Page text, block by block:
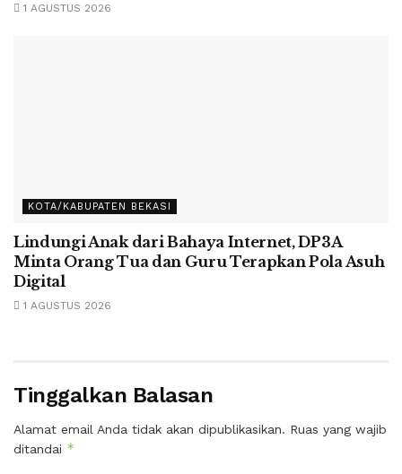
1 AGUSTUS 2026
KOTA/KABUPATEN BEKASI
Lindungi Anak dari Bahaya Internet, DP3A
Minta Orang Tua dan Guru Terapkan Pola Asuh
Digital
1 AGUSTUS 2026
Tinggalkan Balasan
Alamat email Anda tidak akan dipublikasikan. Ruas yang wajib
ditandai *